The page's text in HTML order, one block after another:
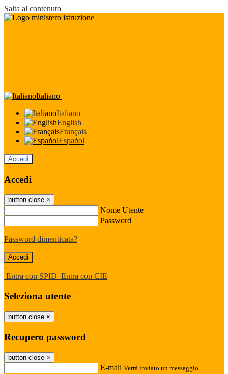
Salta al contenuto
Italiano
Italiano
English
Français
Español
Accedi
Accedi
button close ×
Nome Utente
Password
Password dimenticata?
-
Entra con SPID Entra con CIE
Seleziona utente
button close ×
Recupero password
button close ×
E-mail Verrà inviato un messaggio